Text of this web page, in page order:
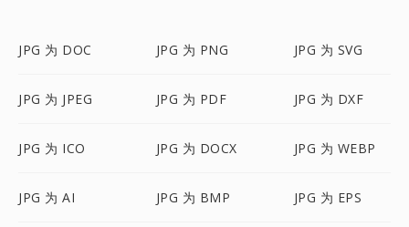
JPG 为 DOC JPG 为 PNG JPG 为 SVG
JPG 为 JPEG JPG 为 PDF JPG 为 DXF
JPG 为 ICO JPG 为 DOCX JPG 为 WEBP
JPG 为 AI JPG 为 BMP JPG 为 EPS